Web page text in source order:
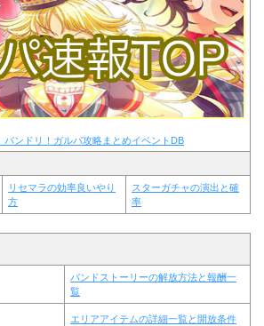
バンドリ！ガルパ攻略まとめイベントDB
リセマラの効率良いやり
方
スターガチャの演出と確
率
バンドストーリーの解放方法と報酬一
覧
エリアアイテムの詳細一覧と開放条件